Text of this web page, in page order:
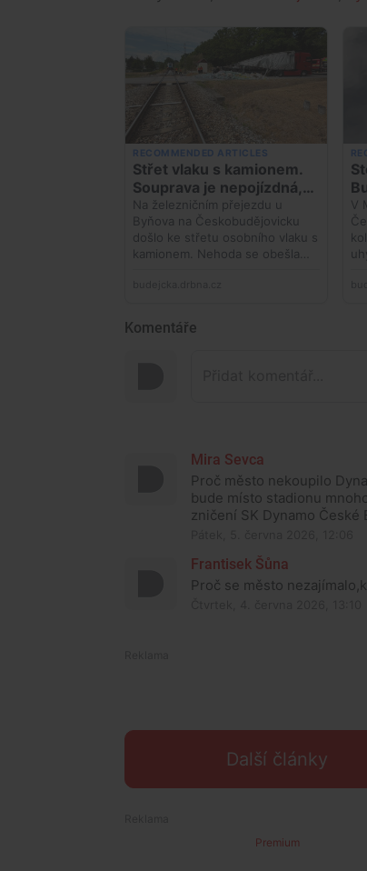
Komentáře
Mira Sevca
Proč město nekoupilo
bude místo stadionu
zničení SK Dynamo České
Frantisek Šůna
Proč se město
Další články
Premium